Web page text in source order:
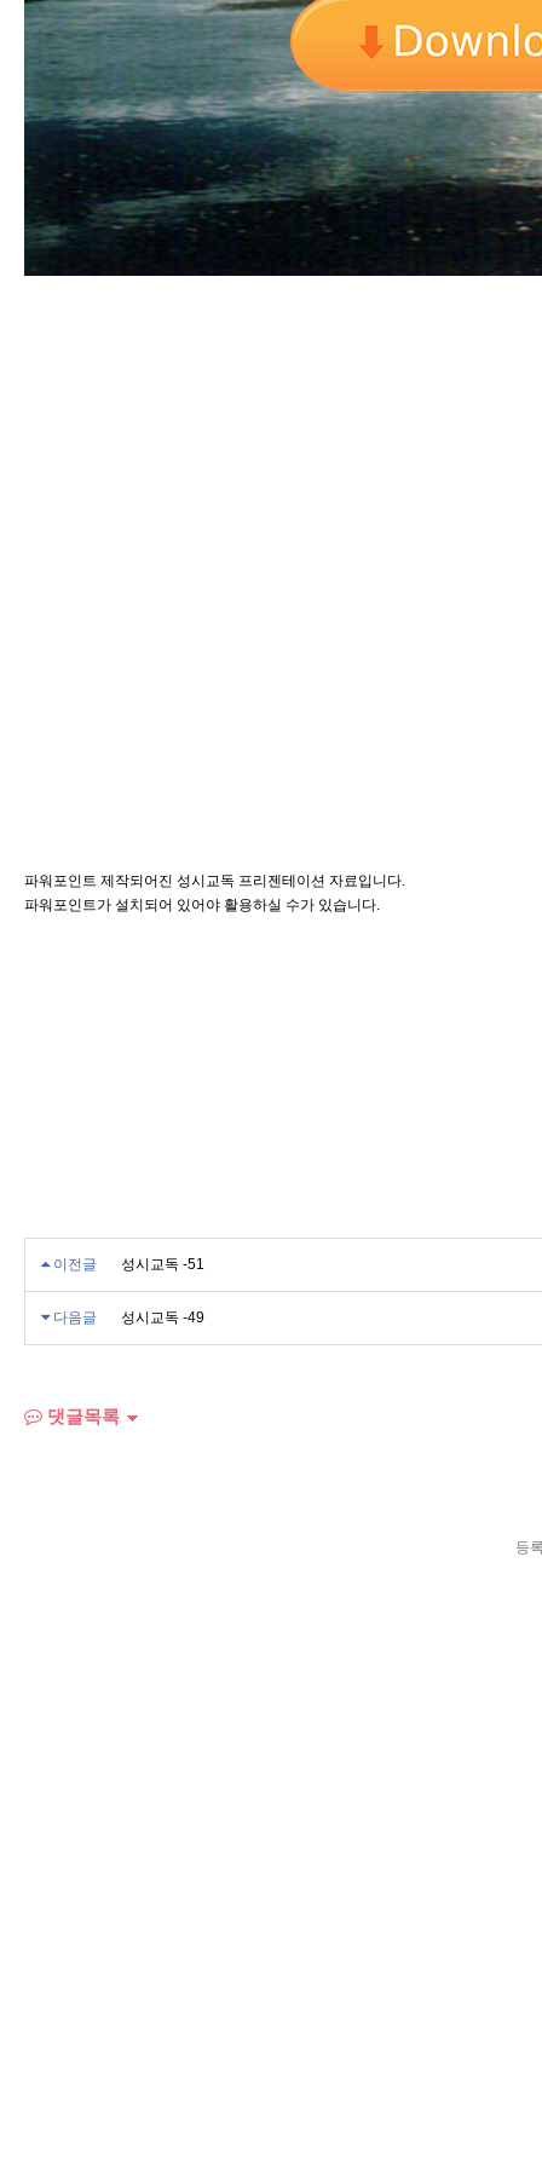
파워포인트 제작되어진 성시교독 프리젠테이션 자료입니다.
파워포인트가 설치되어 있어야 활용하실 수가 있습니다.
이전글 성시교독 -51
다음글 성시교독 -49
댓글목록
등